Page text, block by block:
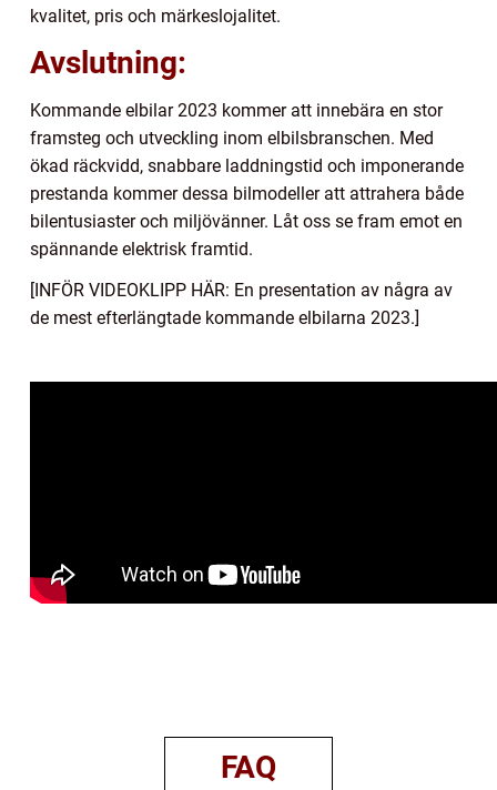
kvalitet, pris och märkeslojalitet.
Avslutning:
Kommande elbilar 2023 kommer att innebära en stor
framsteg och utveckling inom elbilsbranschen. Med
ökad räckvidd, snabbare laddningstid och imponerande
prestanda kommer dessa bilmodeller att attrahera både
bilentusiaster och miljövänner. Låt oss se fram emot en
spännande elektrisk framtid.
[INFÖR VIDEOKLIPP HÄR: En presentation av några av
de mest efterlängtade kommande elbilarna 2023.]
FAQ